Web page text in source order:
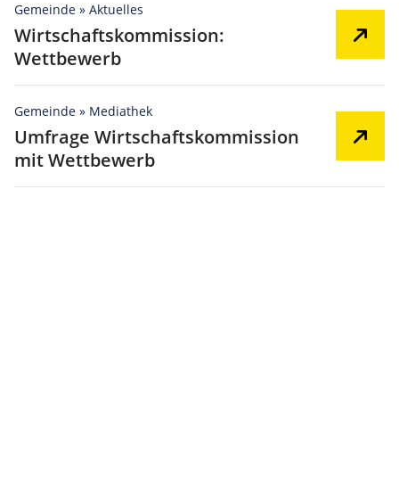
Gemeinde » Aktuelles
Wirtschaftskommission:
Wettbewerb
Gemeinde » Mediathek
Umfrage Wirtschaftskommission
mit Wettbewerb